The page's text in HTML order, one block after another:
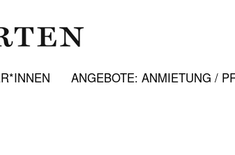
ANGEBOTE: ANMIETUNG /